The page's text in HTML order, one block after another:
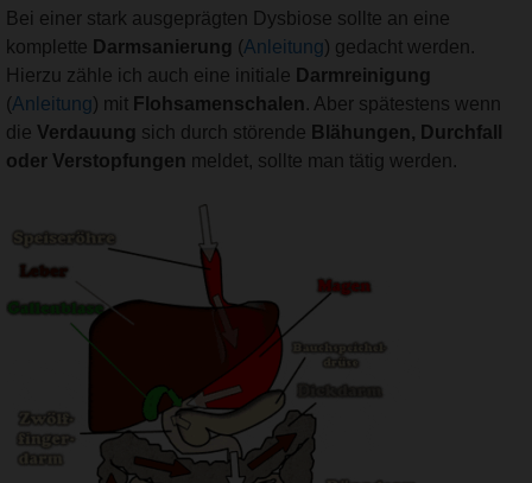
Bei einer stark ausgeprägten Dysbiose sollte an eine
komplette Darmsanierung (Anleitung) gedacht werden.
Hierzu zähle ich auch eine initiale Darmreinigung
(Anleitung) mit Flohsamenschalen . Aber spätestens wenn
die Verdauung sich durch störende Blähungen, Durchfall
oder Verstopfungen meldet, sollte man tätig werden.